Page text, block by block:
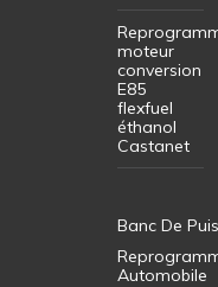
moteur
conversion
E85
flexfuel
éthanol
Castanet
Banc De
Automobile